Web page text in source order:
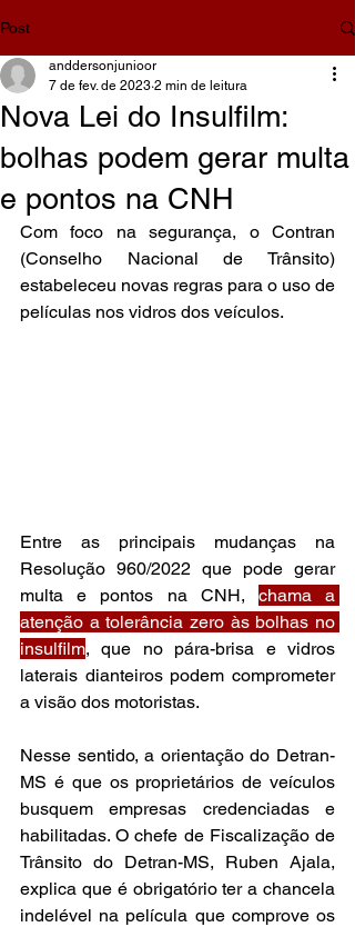
Post
Nova Lei do Insulfilm:
bolhas podem gerar multa
e pontos na CNH
anddersonjunioor
7 de fev. de 2023 2 min de leitura
Com foco na segurança, o Contran
(Conselho Nacional de Trânsito)
estabeleceu novas regras para o uso de
películas nos vidros dos veículos.
Entre as principais mudanças na
Resolução 960/2022 que pode gerar
multa e pontos na CNH, chama a
atenção a tolerância zero às bolhas no
insulfilm, que no pára-brisa e vidros
laterais dianteiros podem comprometer
a visão dos motoristas.
Nesse sentido, a orientação do Detran-
MS é que os proprietários de veículos
busquem empresas credenciadas e
habilitadas. O chefe de Fiscalização de
Trânsito do Detran-MS, Ruben Ajala,
explica que é obrigatório ter a chancela
indelével na película que comprove os